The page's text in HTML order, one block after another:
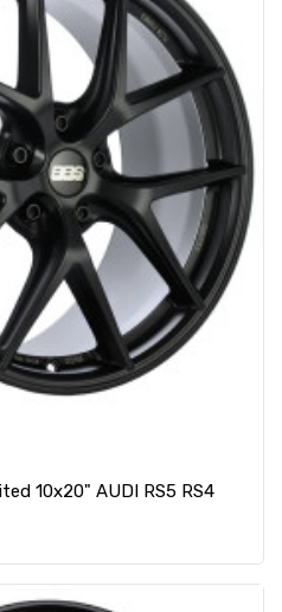
10x20" AUDI RS5 RS4